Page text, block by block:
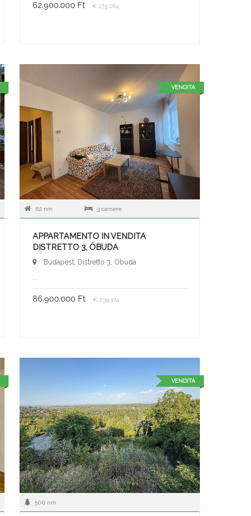
62.900.000 Ft € 173.264
VENDITA
62 nm 3 camere
APPARTAMENTO IN VENDITA
DISTRETTO 3, ÓBUDA
Budapest, Distretto 3, Óbuda
86.900.000 Ft € 239.374
VENDITA
500 nm